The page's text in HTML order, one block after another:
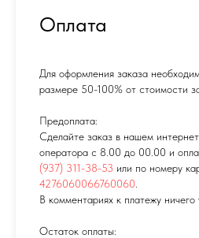
Оплата
Для оформления заказа
размере 50-100% от стоимости
Предоплата:
Сделайте заказ в нашем
оператора с 8.00 до 00.00 и
(937) 311-38-53 или по номеру
4276060066760060
В комментариях к платежу ничего
Остаток оплаты: